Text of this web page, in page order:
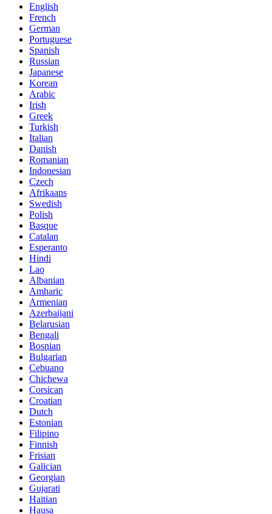
English
French
German
Portuguese
Spanish
Russian
Japanese
Korean
Arabic
Irish
Greek
Turkish
Italian
Danish
Romanian
Indonesian
Czech
Afrikaans
Swedish
Polish
Basque
Catalan
Esperanto
Hindi
Lao
Albanian
Amharic
Armenian
Azerbaijani
Belarusian
Bengali
Bosnian
Bulgarian
Cebuano
Chichewa
Corsican
Croatian
Dutch
Estonian
Filipino
Finnish
Frisian
Galician
Georgian
Gujarati
Haitian
Hausa